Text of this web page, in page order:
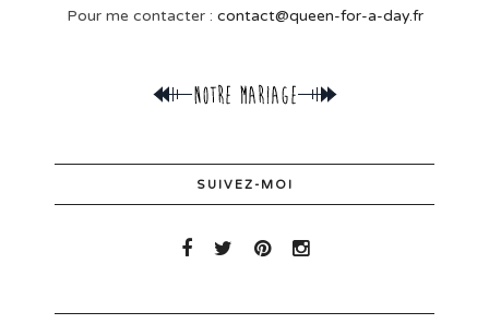
Pour me contacter : contact@queen-for-a-day.fr
SUIVEZ-MOI